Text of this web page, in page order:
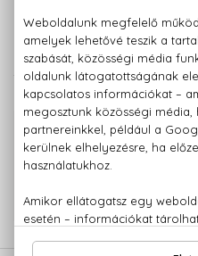
100% eredeti termékek,14
779 1926